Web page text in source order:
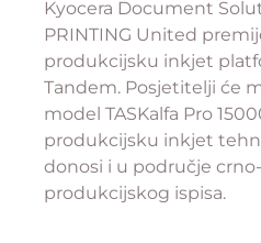
Kyocera Document
PRINTING United
produkcijsku inkjet
Tandem. Posjetitelji će
model TASKalfa Pro
produkcijsku inkjet
donosi i u područje
produkcijskog ispisa.